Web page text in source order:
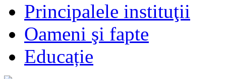
Principalele instituţii
Oameni şi fapte
Educație